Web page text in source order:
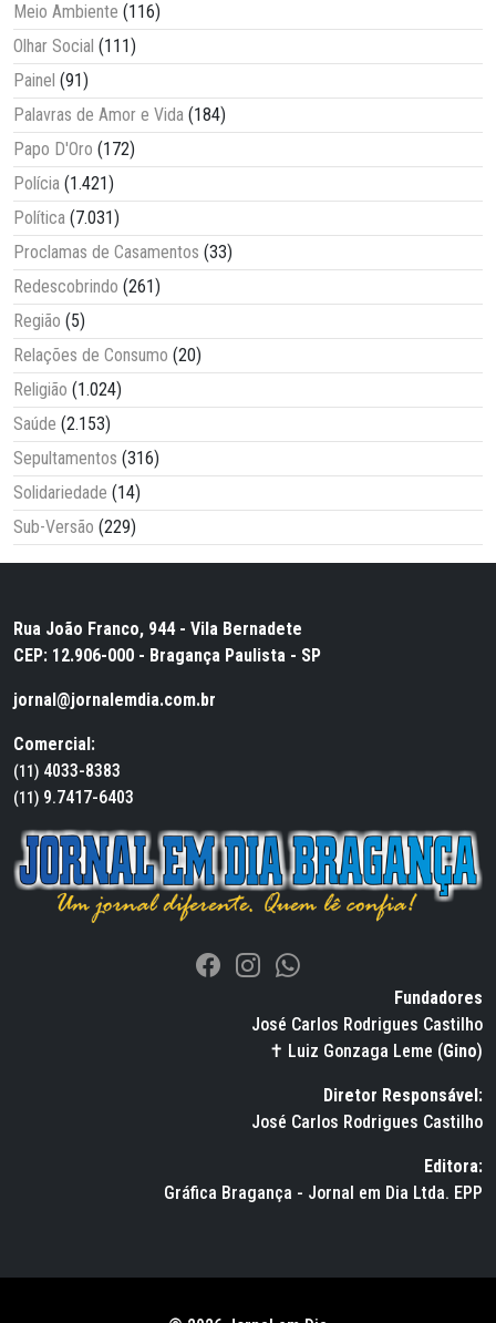
Meio Ambiente (116)
Olhar Social (111)
Painel (91)
Palavras de Amor e Vida (184)
Papo D'Oro (172)
Polícia (1.421)
Política (7.031)
Proclamas de Casamentos (33)
Redescobrindo (261)
Região (5)
Relações de Consumo (20)
Religião (1.024)
Saúde (2.153)
Sepultamentos (316)
Solidariedade (14)
Sub-Versão (229)
Rua João Franco, 944 - Vila Bernadete
CEP: 12.906-000 - Bragança Paulista - SP
jornal@jornalemdia.com.br
Comercial:
(11) 4033-8383
(11) 9.7417-6403
Fundadores
José Carlos Rodrigues Castilho
✝ Luiz Gonzaga Leme (Gino)
Diretor Responsável:
José Carlos Rodrigues Castilho
Editora:
Gráfica Bragança - Jornal em Dia Ltda. EPP